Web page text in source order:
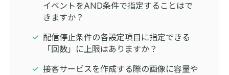
イベントをAND条件で指定することはで
きますか？
配信停止条件の各設定項目に指定できる
「回数」に上限はありますか？
接客サービスを作成する際の画像に容量や